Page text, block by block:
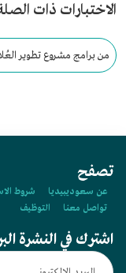
الاختبارات ذات
من برامج مشروع تطوير
تصفح
عن سعوديبيديا شروط
تواصل معنا
التوظيف
اشترك في النشرة